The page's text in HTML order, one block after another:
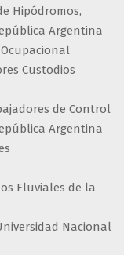
Hipódromos,
Argentina
Ocupacional
Custodios
de Control
Argentina
Fluviales de la
Nacional